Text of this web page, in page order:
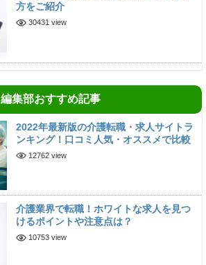
方をご紹介
30431 view
編集部おすすめ記事
2022年最新版の介護転職・求人サイトラ
ンキング！口コミ人気・オススメで比較
12762 view
介護業界で転職！ホワイトな求人を見つ
けるポイントや注意点は？
10753 view